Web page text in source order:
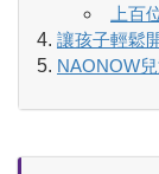
上百
讓孩子輕鬆
NAONOW